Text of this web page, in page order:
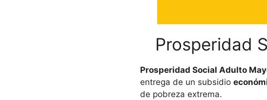
Prosperidad
Prosperidad Social Adulto
entrega de un subsidio
de pobreza extrema.